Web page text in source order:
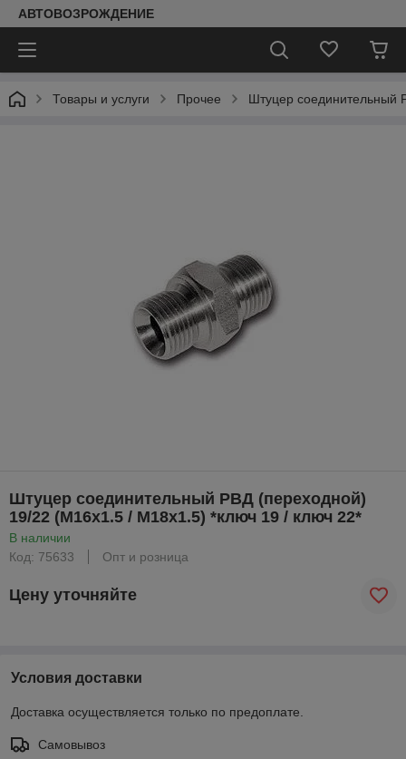
АВТОВОЗРОЖДЕНИЕ
Товары и услуги Прочее Штуцер соединительный
Штуцер соединительный РВД (переходной)
19/22 (М16х1.5 / М18х1.5) *ключ 19 / ключ 22*
В наличии
Код: 75633
Опт и розница
Цену уточняйте
Условия доставки
Доставка осуществляется только по предоплате.
Самовывоз